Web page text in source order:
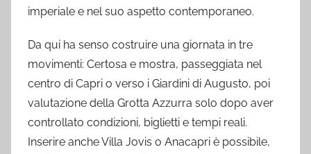
imperiale e nel suo aspetto contemporaneo.
Da qui ha senso costruire una giornata in tre
movimenti: Certosa e mostra, passeggiata nel
centro di Capri o verso i Giardini di Augusto, poi
valutazione della Grotta Azzurra solo dopo aver
controllato condizioni, biglietti e tempi reali.
Inserire anche Villa Jovis o Anacapri è possibile,